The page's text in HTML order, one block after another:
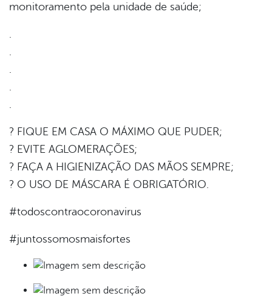
monitoramento pela unidade de saúde;
.
.
.
.
.
? FIQUE EM CASA O MÁXIMO QUE PUDER;
? EVITE AGLOMERAÇÕES;
? FAÇA A HIGIENIZAÇÃO DAS MÃOS SEMPRE;
? O USO DE MÁSCARA É OBRIGATÓRIO.
#todoscontraocoronavirus
#juntossomosmaisfortes